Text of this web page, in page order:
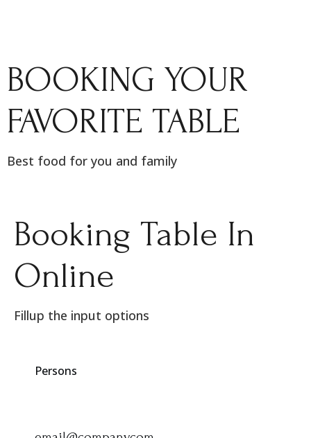
BOOKING YOUR
FAVORITE TABLE
Best food for you and family
Booking Table In
Online
Fillup the input options